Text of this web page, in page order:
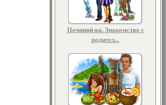
Починяй-ка. Знакомство с
родител...